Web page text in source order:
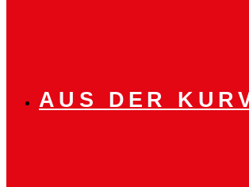
AUS DER